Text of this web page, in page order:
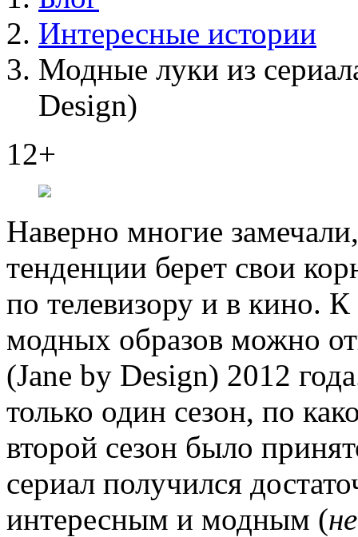
Интересные истории
Модные луки из
Design)
12+
Наверно многие
тенденции берет свои
по телевизору и в кино.
модных образов можно
(Jane by Design) 2012
только один сезон, по
второй сезон было
сериал получился
интересным и модным (